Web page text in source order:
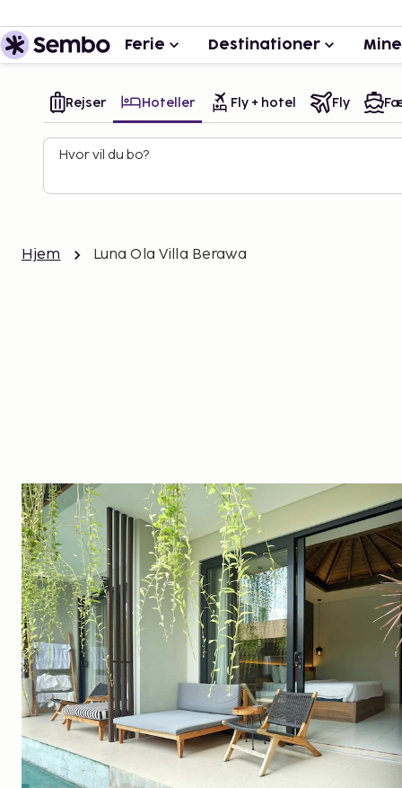
Ferie Destinationer
Rejser Hoteller Fly + hotel Fly
Hvor vil du bo?
Hjem Luna Ola Villa Berawa